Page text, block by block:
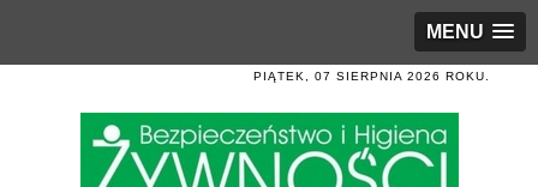
MENU
PIĄTEK, 07 SIERPNIA 2026 ROKU.